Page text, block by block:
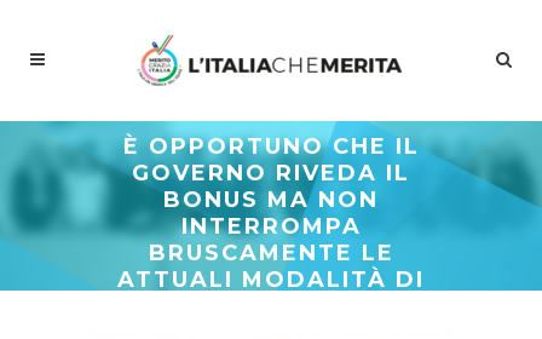
È OPPORTUNO CHE IL
GOVERNO RIVEDA IL
BONUS MA NON
INTERROMPA
BRUSCAMENTE LE
ATTUALI MODALITÀ DI